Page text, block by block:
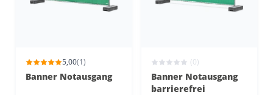
5,00(1)
Banner Notausgang
(0)
Banner Notausgang
barrierefrei